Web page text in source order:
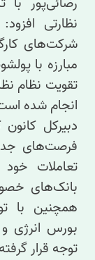
نظارتی
شرکت‌های
مبارزه با
تقویت نظام
انجام شده
دبیرکل
فرصت‌های
تعاملات
بانک‌های
همچنین با
بورس انرژی
توجه قرار